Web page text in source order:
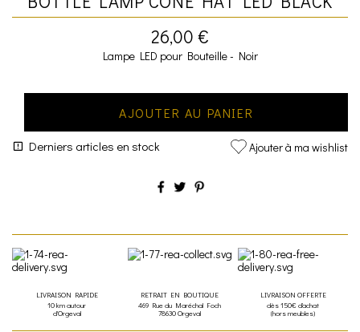
26,00 €
Lampe LED pour Bouteille - Noir
AJOUTER AU PANIER
Derniers articles en stock Ajouter à ma wishlist
LIVRAISON RAPIDE
10 km autour
d'Orgeval
RETRAIT EN BOUTIQUE
469 Rue du Maréchal Foch
78630 Orgeval
LIVRAISON OFFERTE
dès 150€ d'achat
(hors meubles)